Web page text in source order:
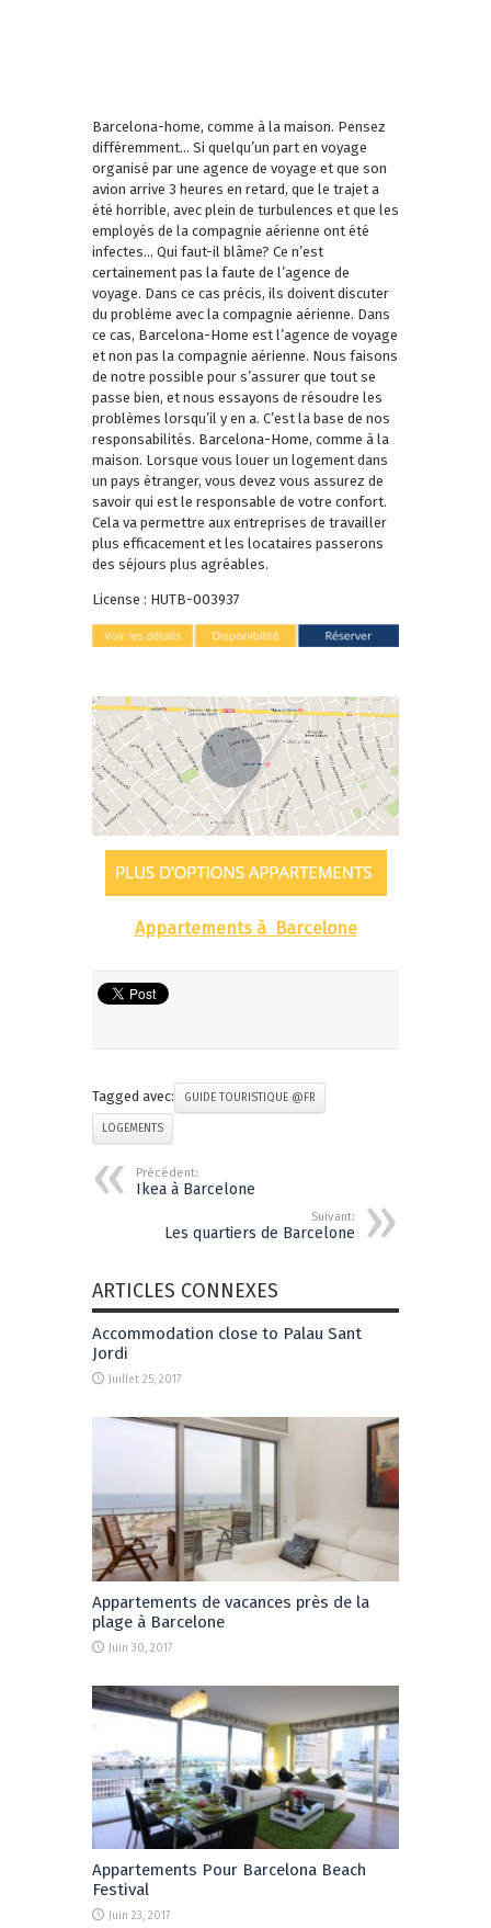
Barcelona-home, comme à la maison. Pensez
différemment… Si quelqu’un part en voyage
organisé par une agence de voyage et que son
avion arrive 3 heures en retard, que le trajet a
été horrible, avec plein de turbulences et que les
employés de la compagnie aérienne ont été
infectes… Qui faut-il blâme? Ce n’est
certainement pas la faute de l’agence de
voyage. Dans ce cas précis, ils doivent discuter
du problème avec la compagnie aérienne. Dans
ce cas, Barcelona-Home est l’agence de voyage
et non pas la compagnie aérienne. Nous faisons
de notre possible pour s’assurer que tout se
passe bien, et nous essayons de résoudre les
problèmes lorsqu’il y en a. C’est la base de nos
responsabilités. Barcelona-Home, comme à la
maison. Lorsque vous louer un logement dans
un pays étranger, vous devez vous assurez de
savoir qui est le responsable de votre confort.
Cela va permettre aux entreprises de travailler
plus efficacement et les locataires passerons
des séjours plus agréables.
License : HUTB-003937
Appartements à Barcelone
Tagged avec: GUIDE TOURISTIQUE @FR
LOGEMENTS
Précédent:
Ikea à Barcelone
Suivant:
Les quartiers de Barcelone
ARTICLES CONNEXES
Accommodation close to Palau Sant
Jordi
Juillet 25, 2017
Appartements de vacances près de la
plage à Barcelone
Juin 30, 2017
Appartements Pour Barcelona Beach
Festival
Juin 23, 2017